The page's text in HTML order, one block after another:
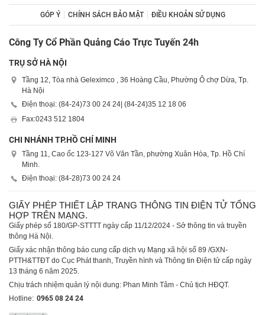
GÓP Ý CHÍNH SÁCH BẢO MẬT ĐIỀU KHOẢN SỬ DỤNG
Công Ty Cổ Phần Quảng Cáo Trực Tuyến 24h
TRỤ SỞ HÀ NỘI
Tầng 12, Tòa nhà Geleximco , 36 Hoàng Cầu, Phường Ô chợ Dừa, Tp.
Hà Nội
Điện thoại: (84-24)73 00 24 24 | (84-24)35 12 18 06
Fax:0243 512 1804
CHI NHÁNH TP.HỒ CHÍ MINH
Tầng 11, Cao ốc 123-127 Võ Văn Tần, phường Xuân Hòa, Tp. Hồ Chí
Minh.
Điện thoại: (84-28)73 00 24 24
GIẤY PHÉP THIẾT LẬP TRANG THÔNG TIN ĐIỆN TỬ TỔNG
HỢP TRÊN MẠNG.
Giấy phép số 180/GP-STTTT ngày cấp 11/12/2024 - Sở thông tin và truyền
thông Hà Nội.
Giấy xác nhận thông báo cung cấp dịch vụ Mạng xã hội số 89 /GXN-
PTTH&TTĐT do Cục Phát thanh, Truyền hình và Thông tin Điện tử cấp ngày
13 tháng 6 năm 2025.
Chịu trách nhiệm quản lý nội dung: Phan Minh Tâm - Chủ tịch HĐQT.
Hotline: 0965 08 24 24